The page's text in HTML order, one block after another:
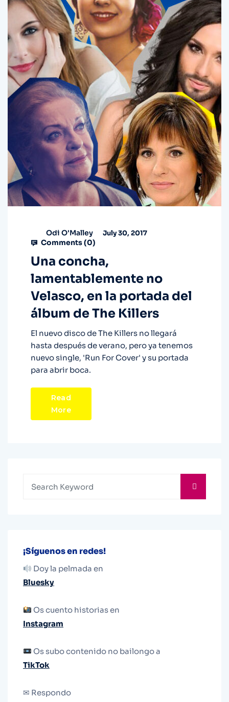
Odi O'Malley July 30, 2017
Comments (0)
Una concha,
lamentablemente no
Velasco, en la portada del
álbum de The Killers
El nuevo disco de The Killers no llegará
hasta después de verano, pero ya tenemos
nuevo single, 'Run For Cover' y su portada
para abrir boca.
Read
More
¡Síguenos en redes!
Doy la pelmada en
Bluesky
Os cuento historias en
Instagram
Os subo contenido no bailongo a
TikTok
✉ Respondo